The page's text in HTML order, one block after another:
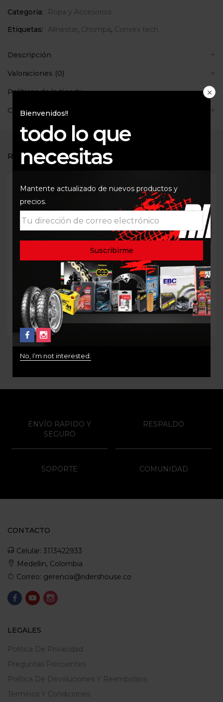
Categoría:
Ropa y Accesorios
Etiquetas:
Alínestar, Chompa, Convex tech
Descripción
Valoraciones (0)
Políticas de la tienda
Consultas
RELATED PRODUCTS
Out Of Stock
CHOMPA ALPINESTARS
AGELESS M
$210.000
Out Of Stock
Gorra alpinestars corp
trucker
$100.000
Bienvenidos!!
todo lo que
necesitas
Mantente actualizado de nuevos productos y
precios.
No, I’m not interested.
ENVÍO RAPIDO Y
SEGURO
RESPALDO
SOPORTE COMUNIDAD
CONTACTO
Celular: 3113422933
Medellin, Colombia
Correo: gerencia@ridershouse.co
LEGALES
Politica De Privacidad
Preguntas Frecuentes
Política De Devoluciones Y Reembolsos
Terminos Y Condiciones